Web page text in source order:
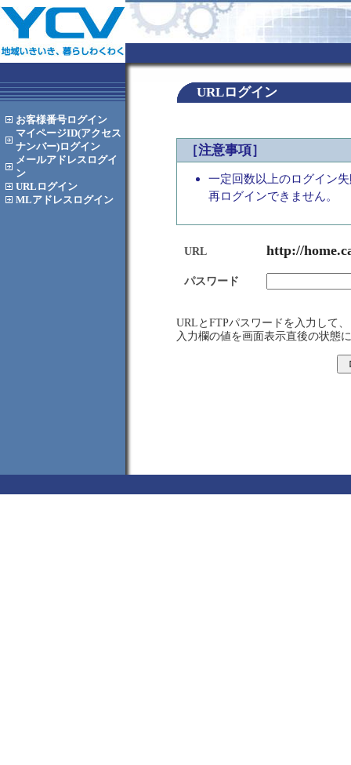
お客様番号ログイン
マイページID(アクセス
ナンバー)ログイン
メールアドレス ログイ
ン
URL ログイン
MLアドレス ログイン
URLログイン
［注意事項］
一定回数以上のログイン
再ログインできません。
URL http://
パスワード
URLとFTPパスワードを入力して
入力欄の値を画面表示直後の状態